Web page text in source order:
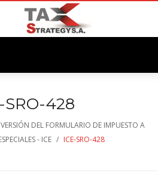
SRO-428
DEL FORMULARIO DE IMPUESTO A
- ICE / ICE-SRO-428